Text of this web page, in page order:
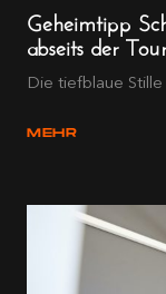
Geheimtipp
abseits der
Die tiefblaue
MEHR